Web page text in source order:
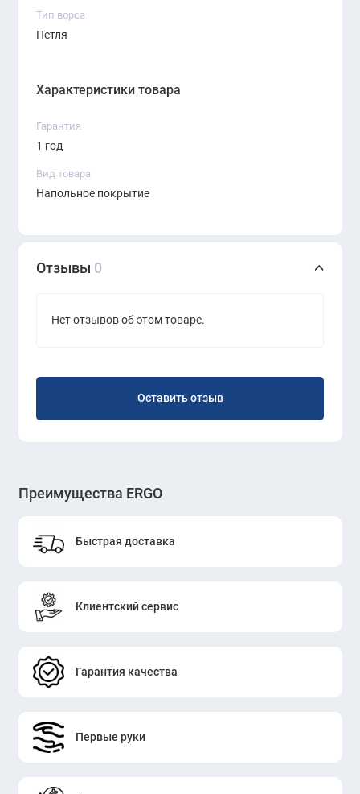
Тип ворса
Петля
Характеристики товара
Гарантия
1 год
Вид товара
Напольное покрытие
Отзывы 0
Нет отзывов об этом товаре.
Оставить отзыв
Преимущества ERGO
Быстрая доставка
Клиентский сервис
Гарантия качества
Первые руки